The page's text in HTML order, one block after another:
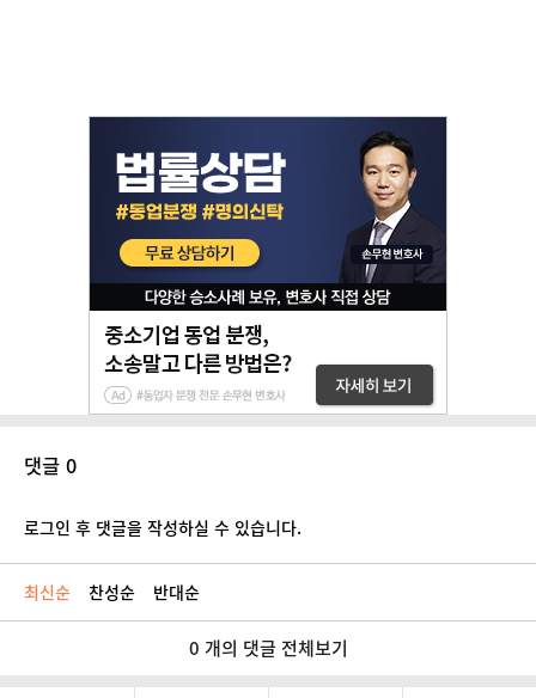
댓글 0
로그인 후 댓글을 작성하실 수 있습니다.
최신순 찬성순 반대순
0 개의 댓글 전체보기